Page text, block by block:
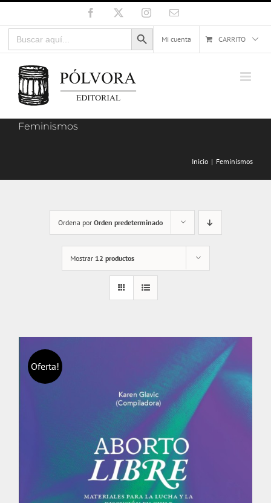
al
contenido
Facebook InstagramCorreo
Buscar:
Botón de búsqueda
Mi cuenta
CARRITO
Feminismos
Inicio Feminismos
Ordena por Orden predeterminado
Mostrar 12 productos
Oferta!